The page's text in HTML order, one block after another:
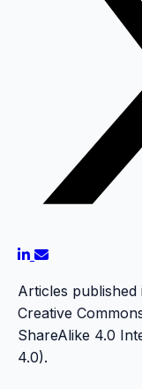
Articles
Creative
ShareAlike 4.0
4.0).